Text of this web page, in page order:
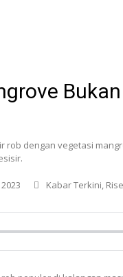
Kabar Terkini,